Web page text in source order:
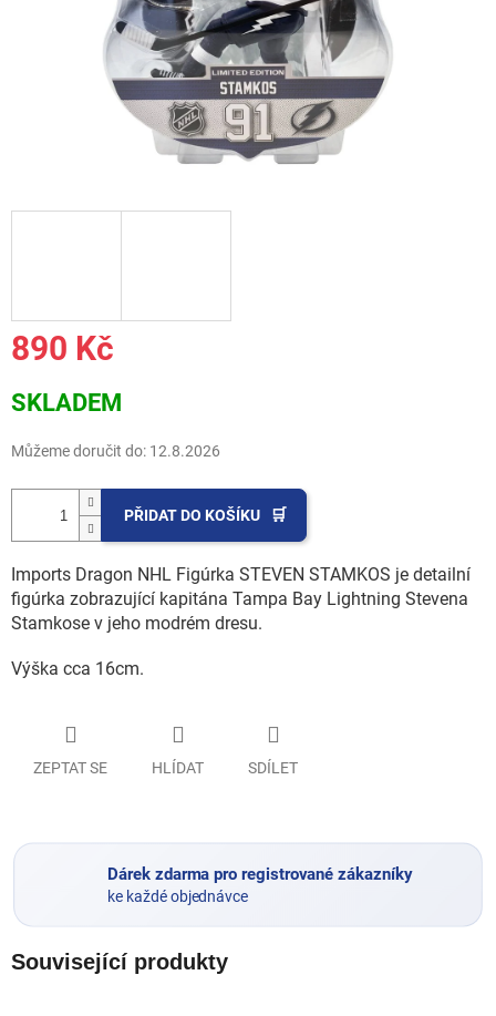
890 Kč
cena:
SKLADEM
Můžeme doručit do: 12.8.2026
PŘIDAT DO KOŠÍKU
Imports Dragon NHL Figúrka STEVEN STAMKOS je detailní
figúrka zobrazující kapitána Tampa Bay Lightning Stevena
Stamkose v jeho modrém dresu.
Výška cca 16cm.
ZEPTAT SE HLÍDAT SDÍLET
Dárek zdarma pro registrované zákazníky
ke každé objednávce
Související produkty